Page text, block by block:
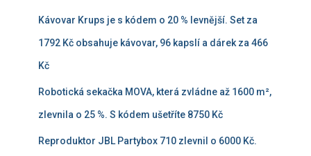
Kávovar Krups je s kódem o 20 % levnější. Set za
1792 Kč obsahuje kávovar, 96 kapslí a dárek za 466
Kč
Robotická sekačka MOVA, která zvládne až 1600 m²,
zlevnila o 25 %. S kódem ušetříte 8750 Kč
Reproduktor JBL Partybox 710 zlevnil o 6000 Kč.